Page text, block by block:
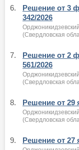
6.
Решение от 3
342/2026
(Свердловская
7.
Решение от 2
561/2026
(Свердловская
8. Решение от 29
(Свердловская
9. Решение от 27